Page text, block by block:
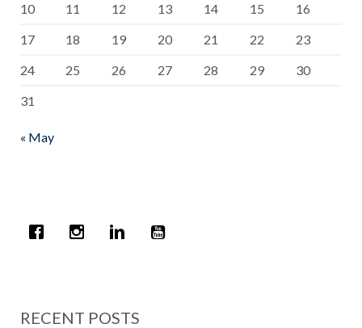
10
11 12 13 14 15
16
17
18 19 20 21 22
23
24
25 26 27 28 29
30
31
« May
RECENT POSTS